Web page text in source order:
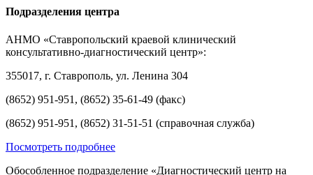
Подразделения центра
АНМО «Ставропольский краевой клинический
консультативно-диагностический центр»:
355017, г. Ставрополь, ул. Ленина 304
(8652) 951-951, (8652) 35-61-49 (факс)
(8652) 951-951, (8652) 31-51-51 (справочная служба)
Посмотреть подробнее
Обособленное подразделение «Диагностический центр на